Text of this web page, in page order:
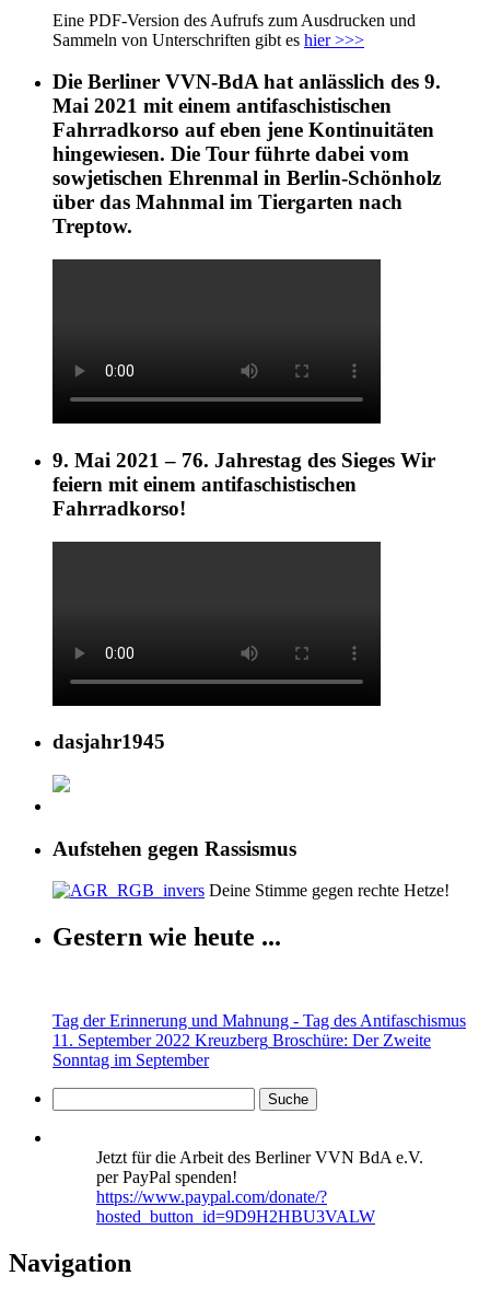
Eine PDF-Version des Aufrufs zum Ausdrucken und
Sammeln von Unterschriften gibt es hier >>>
Die Berliner VVN-BdA hat anlässlich des 9.
Mai 2021 mit einem antifaschistischen
Fahrradkorso auf eben jene Kontinuitäten
hingewiesen. Die Tour führte dabei vom
sowjetischen Ehrenmal in Berlin-Schönholz
über das Mahnmal im Tiergarten nach
Treptow.
9. Mai 2021 – 76. Jahrestag des Sieges Wir
feiern mit einem antifaschistischen
Fahrradkorso!
dasjahr1945
Aufstehen gegen Rassismus
Deine Stimme gegen rechte Hetze!
Gestern wie heute ...
Tag der Erinnerung und Mahnung - Tag des Antifaschismus
11. September 2022 Kreuzberg Broschüre: Der Zweite
Sonntag im September
Jetzt für die Arbeit des Berliner VVN BdA e.V.
per PayPal spenden!
https://www.paypal.com/donate/?
hosted_button_id=9D9H2HBU3VALW
Navigation